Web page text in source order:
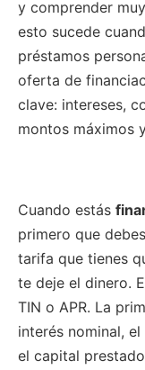
y comprender
esto sucede
préstamos
oferta de
clave: intereses,
montos máximos
Cuando estás
primero que
tarifa que tienes
te deje el dinero.
TIN o APR. La
interés nominal,
el capital